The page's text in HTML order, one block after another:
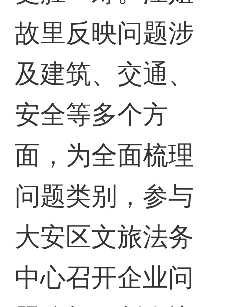
故里反映问题涉
及建筑、交通、
安全等多个方
面，为全面梳理
问题类别，参与
大安区文旅法务
中心召开企业问